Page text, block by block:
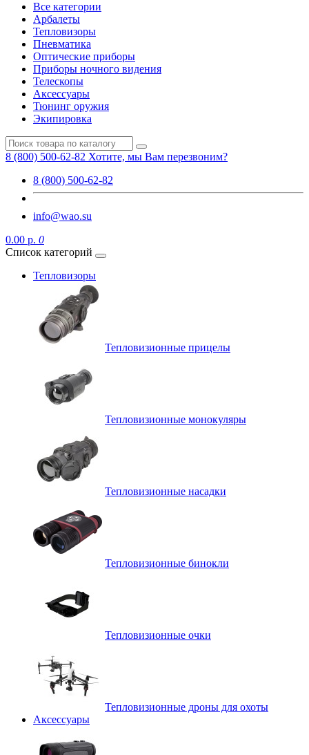
Все категории
Арбалеты
Тепловизоры
Пневматика
Оптические приборы
Приборы ночного видения
Телескопы
Аксессуары
Тюнинг оружия
Экипировка
8 (800) 500-62-82 Хотите, мы Вам перезвоним?
8 (800) 500-62-82
info@wao.su
0.00 р. 0
Список категорий
Тепловизоры
Тепловизионные прицелы
Тепловизионные монокуляры
Тепловизионные насадки
Тепловизионные бинокли
Тепловизионные очки
Тепловизионные дроны для охоты
Аксессуары